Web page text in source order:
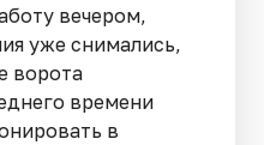
вечером,
уже снимались,
ворота
времени
в